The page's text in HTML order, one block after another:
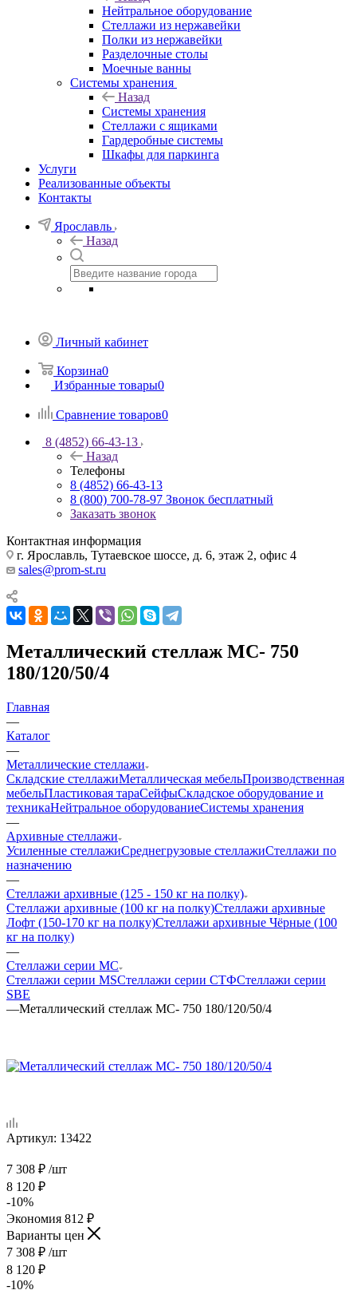
Нейтральное оборудование
Стеллажи из нержавейки
Полки из нержавейки
Разделочные столы
Моечные ванны
Системы хранения
Назад
Системы хранения
Стеллажи с ящиками
Гардеробные системы
Шкафы для паркинга
Услуги
Реализованные объекты
Контакты
Ярославль
Назад
Личный кабинет
Корзина0
Избранные товары0
Сравнение товаров0
8 (4852) 66-43-13
Назад
Телефоны
8 (4852) 66-43-13
8 (800) 700-78-97 Звонок бесплатный
Заказать звонок
Контактная информация
г. Ярославль, Тутаевское шоссе, д. 6, этаж 2, офис 4
sales@prom-st.ru
Металлический стеллаж МС- 750
180/120/50/4
Главная
—
Каталог
—
Металлические стеллажи
Складские стеллажиМеталлическая мебельПроизводственная
мебельПластиковая тараСейфыСкладское оборудование и
техникаНейтральное оборудованиеСистемы хранения
—
Архивные стеллажи
Усиленные стеллажиСреднегрузовые стеллажиСтеллажи по
назначению
—
Стеллажи архивные (125 - 150 кг на полку)
Стеллажи архивные (100 кг на полку)Стеллажи архивные
Лофт (150-170 кг на полку)Стеллажи архивные Чёрные (100
кг на полку)
—
Стеллажи серии МС
Стеллажи серии MSСтеллажи серии СТФСтеллажи серии
SBE
—Металлический стеллаж МС- 750 180/120/50/4
Артикул: 13422
7 308 ₽ /шт
8 120 ₽
-10%
Экономия 812 ₽
Варианты цен
7 308 ₽ /шт
8 120 ₽
-10%